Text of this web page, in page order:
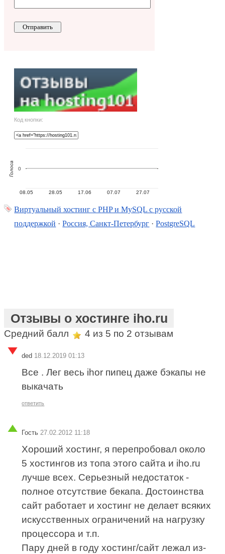
Код кнопки:
08.05 28.05 17.06 07.07 27.07
0
Голоса
Виртуальный хостинг c PHP и MySQL с русской
поддержкой ·Россия, Санкт-Петербург ·PostgreSQL
Отзывы о хостинге iho.ru
Средний балл 4 из 5 по 2 отзывам
ded 18.12.2019 01:13
Все . Лег весь ihor пипец даже бэкапы не
выкачать
ответить
Гость 27.02.2012 11:18
Хороший хостинг, я перепробовал около
5 хостингов из топа этого сайта и iho.ru
лучше всех. Серьезный недостаток -
полное отсутствие бекапа. Достоинства
сайт работает и хостинг не делает всяких
искусственных ограничений на нагрузку
процессора и т.п.
Пару дней в году хостинг/сайт лежал из-